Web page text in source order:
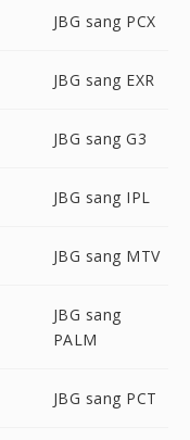
JBG sang PCX
JBG sang EXR
JBG sang G3
JBG sang IPL
JBG sang MTV
JBG sang
PALM
JBG sang PCT